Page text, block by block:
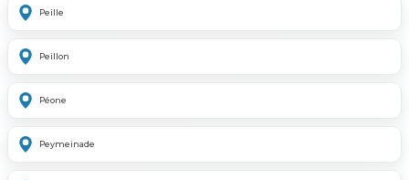
Peille
Peillon
Péone
Peymeinade